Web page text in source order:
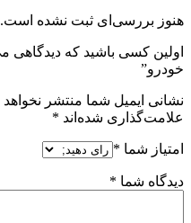
هنوز بررسی‌ای ثبت نشده است.
اولین کسی باشید که دیدگاهی
خودرو”
نشانی ایمیل شما منتشر
علامت‌گذاری شده‌اند *
امتیاز شما *
دیدگاه شما *